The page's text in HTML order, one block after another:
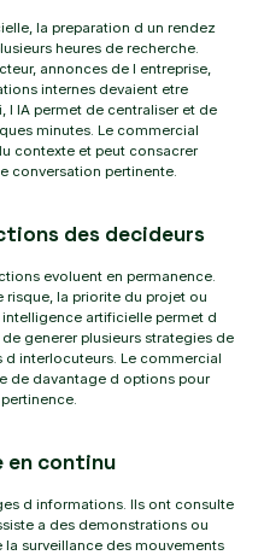
la preparation d un rendez
heures de recherche.
annonces de l entreprise,
internes devaient etre
l IA permet de centraliser et de
minutes. Le commercial
contexte et peut consacrer
conversation pertinente.
des decideurs
evoluent en permanence.
risque, la priorite du projet ou
artificielle permet d
generer plusieurs strategies de
interlocuteurs. Le commercial
de davantage d options pour
en continu
d informations. Ils ont consulte
a des demonstrations ou
la surveillance des mouvements